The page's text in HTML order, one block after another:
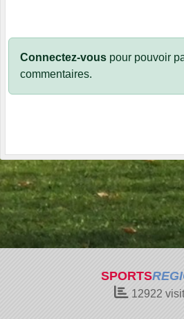
Connectez-vous pour pouvoir
commentaires.
SPORTS
12922